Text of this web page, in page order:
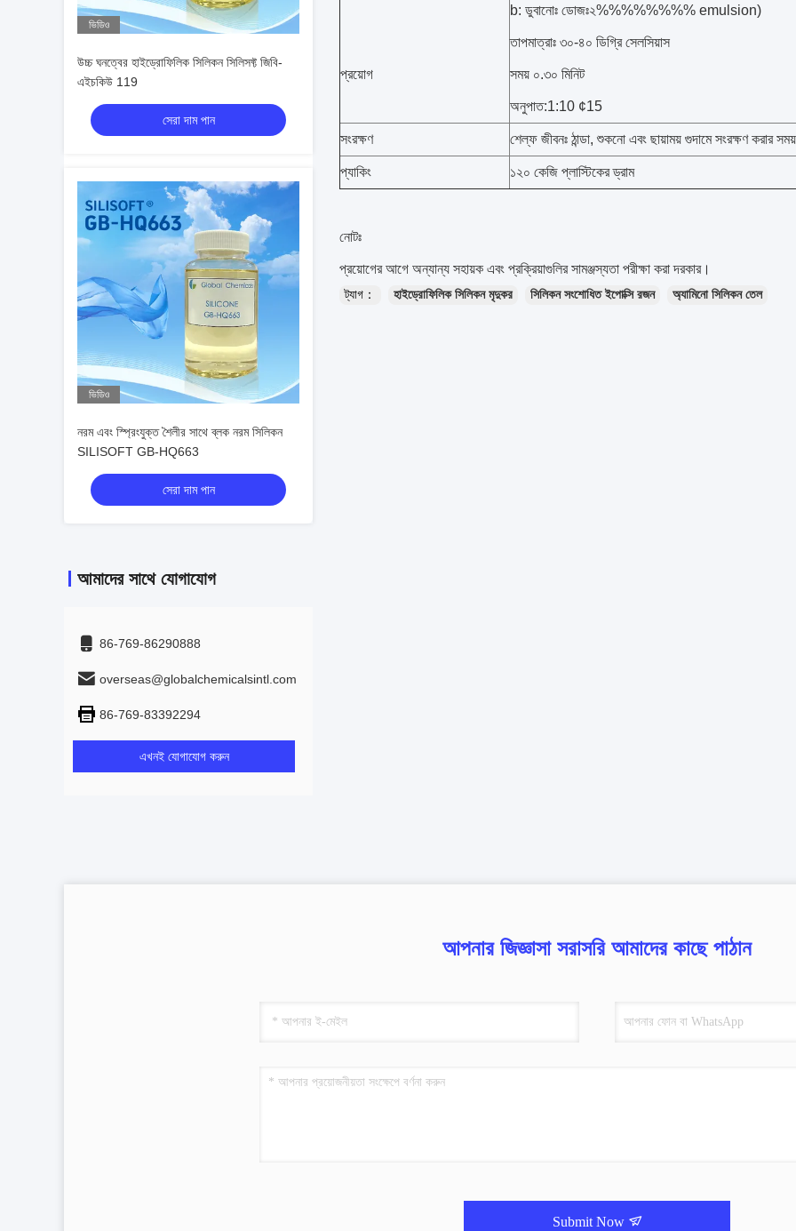
ভিডিও
উচ্চ ঘনত্বের হাইড্রোফিলিক সিলিকন সিলিসফ্ট জিবি-
এইচকিউ 119
সেরা দাম পান
ভিডিও
নরম এবং স্প্রিংযুক্ত শৈলীর সাথে ব্লক নরম সিলিকন
SILISOFT GB-HQ663
সেরা দাম পান
আমাদের সাথে যোগাযোগ
86-769-86290888
overseas@globalchemicalsintl.com
86-769-83392294
এখনই যোগাযোগ করুন
প্রয়োগ
b: ডুবানোঃ ডোজঃ২%%%%%%%% emulsion)
তাপমাত্রাঃ ৩০-৪০ ডিগ্রি সেলসিয়াস
সময় ০.৩০ মিনিট
অনুপাত:1:10 ¢15
সংরক্ষণ শেল্ফ জীবনঃ ঠান্ডা, শুকনো এবং ছায়াময় গুদামে সংরক্ষণ করার
প্যাকিং ১২০ কেজি প্লাস্টিকের ড্রাম
নোটঃ
প্রয়োগের আগে অন্যান্য সহায়ক এবং প্রক্রিয়াগুলির সামঞ্জস্যতা পরীক্ষা করা দরকার।
ট্যাগ： হাইড্রোফিলিক সিলিকন মৃদুকর সিলিকন সংশোধিত ইপোক্সি রজন অ্যামিনো সিলিকন তেল
আপনার জিজ্ঞাসা সরাসরি আমাদের কাছে পাঠান
Submit Now